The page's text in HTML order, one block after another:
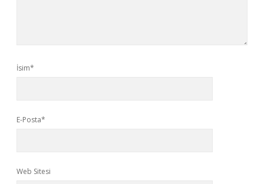
İsim*
E-Posta*
Web Sitesi